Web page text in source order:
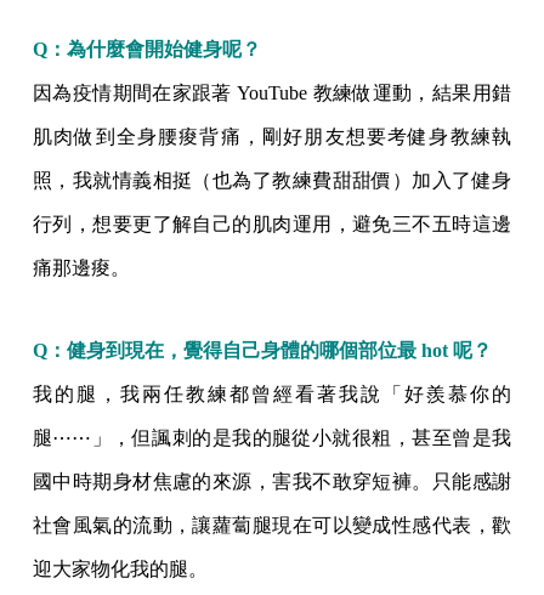
Q：為什麼會開始健身呢？
因為疫情期間在家跟著 YouTube 教練做運動，結果用錯
肌肉做到全身腰痠背痛，剛好朋友想要考健身教練執
照，我就情義相挺（也為了教練費甜甜價）加入了健身
行列，想要更了解自己的肌肉運用，避免三不五時這邊
痛那邊痠。
Q：健身到現在，覺得自己身體的哪個部位最 hot 呢？
我的腿，我兩任教練都曾經看著我說「好羨慕你的
腿⋯⋯」，但諷刺的是我的腿從小就很粗，甚至曾是我
國中時期身材焦慮的來源，害我不敢穿短褲。只能感謝
社會風氣的流動，讓蘿蔔腿現在可以變成性感代表，歡
迎大家物化我的腿。